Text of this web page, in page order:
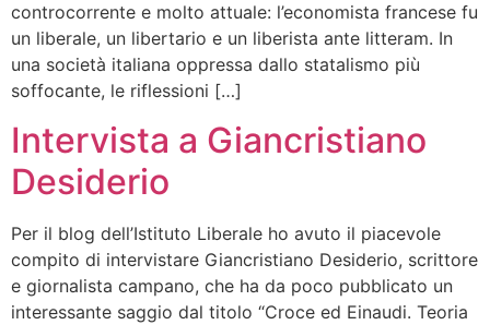
controcorrente e molto attuale: l’economista francese fu
un liberale, un libertario e un liberista ante litteram. In
una società italiana oppressa dallo statalismo più
soffocante, le riflessioni […]
Intervista a Giancristiano
Desiderio
Per il blog dell’Istituto Liberale ho avuto il piacevole
compito di intervistare Giancristiano Desiderio, scrittore
e giornalista campano, che ha da poco pubblicato un
interessante saggio dal titolo “Croce ed Einaudi. Teoria